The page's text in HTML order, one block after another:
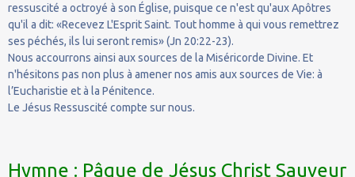
ressuscité a octroyé à son Église, puisque ce n'est qu'aux Apôtres
qu'il a dit: «Recevez L'Esprit Saint. Tout homme à qui vous remettrez
ses péchés, ils lui seront remis» (Jn 20:22-23).
Nous accourrons ainsi aux sources de la Miséricorde Divine. Et
n'hésitons pas non plus à amener nos amis aux sources de Vie: à
l’Eucharistie et à la Pénitence.
Le Jésus Ressuscité compte sur nous.
Hymne : Pâque de Jésus Christ Sauveur